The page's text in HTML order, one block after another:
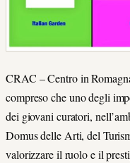
CRAC – Centro in
compreso che uno degli
dei giovani curatori,
Domus delle Arti, del
valorizzare il ruolo e il